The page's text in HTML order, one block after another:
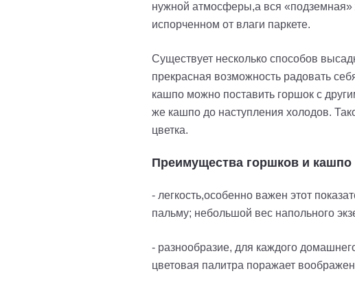
нужной атмосферы,а вся «подземная»
испорченном от влаги паркете.
Существует несколько способов
прекрасная возможность радовать
кашпо можно поставить горшок с
же кашпо до наступления холодов.
цветка.
Преимущества горшков и кашпо
- легкость,особенно важен этот
пальму; небольшой вес напольного
- разнообразие, для каждого
цветовая палитра поражает